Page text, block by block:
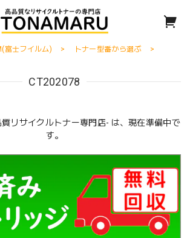
富士フイルム)
トナー型番から選ぶ
CT202078
リサイクルトナー専門店- は、現在準備中で
す。